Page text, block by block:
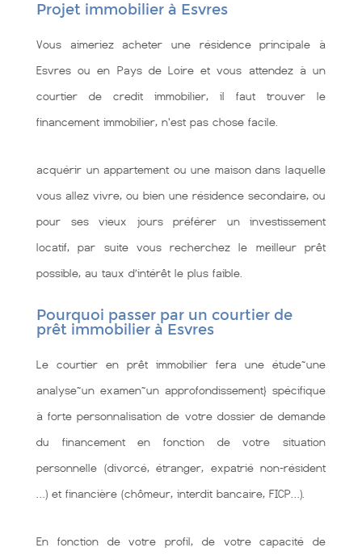
Projet immobilier à Esvres
Vous aimeriez acheter une résidence principale à
Esvres ou en Pays de Loire et vous attendez à un
courtier de credit immobilier, il faut trouver le
financement immobilier, n'est pas chose facile.
acquérir un appartement ou une maison dans laquelle
vous allez vivre, ou bien une résidence secondaire, ou
pour ses vieux jours préférer un investissement
locatif, par suite vous recherchez le meilleur prêt
possible, au taux d’intérêt le plus faible.
Pourquoi passer par un courtier de
prêt immobilier à Esvres
Le courtier en prêt immobilier fera une étude~une
analyse~un examen~un approfondissement} spécifique
à forte personnalisation de votre dossier de demande
du financement en fonction de votre situation
personnelle (divorcé, étranger, expatrié non-résident
…) et financière (chômeur, interdit bancaire, FICP…).
En fonction de votre profil, de votre capacité de